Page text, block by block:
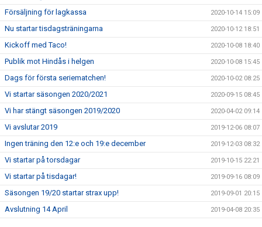
Försäljning för lagkassa 2020-10-14 15:09
Nu startar tisdagsträningarna 2020-10-12 18:51
Kickoff med Taco! 2020-10-08 18:40
Publik mot Hindås i helgen 2020-10-08 15:45
Dags för första seriematchen! 2020-10-02 08:25
Vi startar säsongen 2020/2021 2020-09-15 08:45
Vi har stängt säsongen 2019/2020 2020-04-02 09:14
Vi avslutar 2019 2019-12-06 08:07
Ingen träning den 12:e och 19:e december 2019-12-03 08:32
Vi startar på torsdagar 2019-10-15 22:21
Vi startar på tisdagar! 2019-09-16 08:09
Säsongen 19/20 startar strax upp! 2019-09-01 20:15
Avslutning 14 April 2019-04-08 20:35